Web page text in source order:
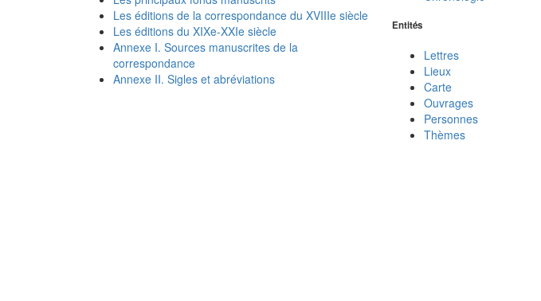
Les éditions de la correspondance du XVIIIe siècle
Les éditions du XIXe-XXIe siècle
Annexe I. Sources manuscrites de la
correspondance
Annexe II. Sigles et abréviations
Entités
Lettres
Lieux
Carte
Ouvrages
Personnes
Thèmes